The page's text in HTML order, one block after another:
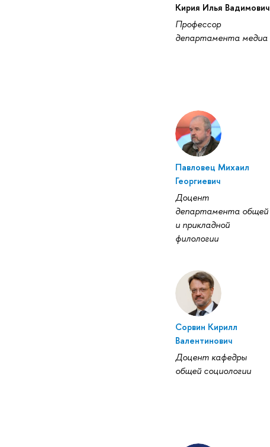
Кирия Илья Вадимович
Профессор
департамента медиа
Павловец Михаил
Георгиевич
Доцент
департамента общей
и прикладной
филологии
Сорвин Кирилл
Валентинович
Доцент кафедры
общей социологии